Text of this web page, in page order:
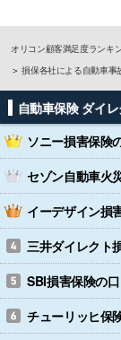
オリコン顧客満足度ランキ
損保各社による自動車事
自動車保険 ダイ
ソニー損害保険
セゾン自動車火
イーデザイン損
三井ダイレクト
SBI損害保険の
チューリッヒ保